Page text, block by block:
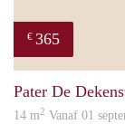
€ 365
Pater De
14 m2 Vanaf 01